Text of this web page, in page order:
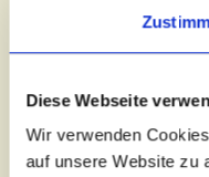
Diese Webseite
Wir verwenden
auf unsere Website zu